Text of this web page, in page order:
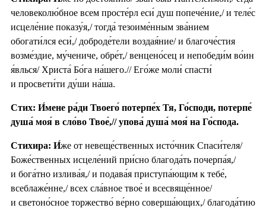
человеколю́бное всем просте́рл еси́ душ попече́ние,/ и теле́с
исцеле́ние показу́я,/ тогда́ тезоиме́нным зва́нием
обогати́лся еси́,/ доброде́тели воздая́ние/ и благоче́стия
возме́здие, му́чениче, обре́т,/ венцено́сец и непобеди́м во́ин
я́влься/ Христа́ Бо́га на́шего.// Его́же моли́ спасти́
и просвети́ти ду́ши на́ша.
Стих: И́мене ра́ди Твоего́ потерпе́х Тя, Го́споди, потерпе́
душа́ моя́ в сло́во Твое́,// упова́ душа́ моя́ на Го́спода.
Стихира: И́же от невеще́ственных исто́чник Спаси́теля/
Боже́ственных исцеле́ний при́сно благода́ть почерпа́я,/
и бога́тно излива́я,/ и подава́я приступа́ющим к тебе́,
всеблаже́нне,/ всех сла́вное твое́ и всесвяще́нное/
и светоно́сное торжество́ ве́рно соверша́ющих,/ благода́тию